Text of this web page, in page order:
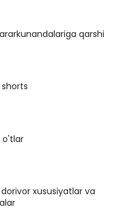
qarshi
o'tlar
xususiyatlar va